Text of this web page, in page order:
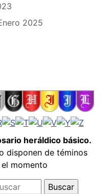
2025
heráldico básico.
disponen de téminos
momento